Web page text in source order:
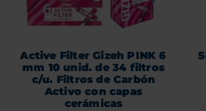
Active Filter Gizeh PINK 6
mm 10 unid. de 34 filtros
c/u. Filtros de Carbón
Activo con capas
cerámicas